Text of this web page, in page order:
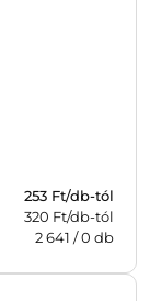
253 Ft/db-tól
320 Ft/db-tól
2 641 /0 db